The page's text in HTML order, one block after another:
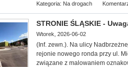
Kategoria: Na drogach
STRONIE ŚLĄSKIE -
Wtorek, 2026-06-02
(Inf. zewn.). Na ulicy
rejonie nowego ronda przy ul.
związane z malowaniem